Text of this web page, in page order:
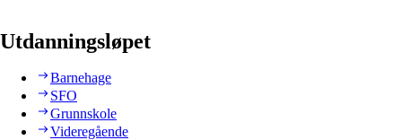
Utdanningsløpet
Barnehage
SFO
Grunnskole
Videregående